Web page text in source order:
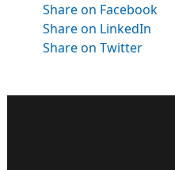
Share on Facebook
Share on LinkedIn
Share on Twitter